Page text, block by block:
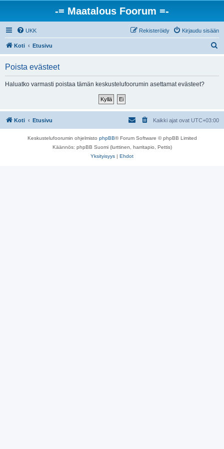
-= Maatalous Foorum =-
UKK Kirjaudu sisään
Rekisteröidy
Koti Etusivu
Poista evästeet
Haluatko varmasti poistaa tämän keskustelufoorumin asettamat evästeet?
Koti Etusivu Kaikki ajat ovat UTC+03:00
Keskustelufoorumin ohjelmisto phpBB® Forum Software © phpBB Limited
Käännös: phpBB Suomi (lurttinen, harritapio, Pettis)
Yksityisyys | Ehdot